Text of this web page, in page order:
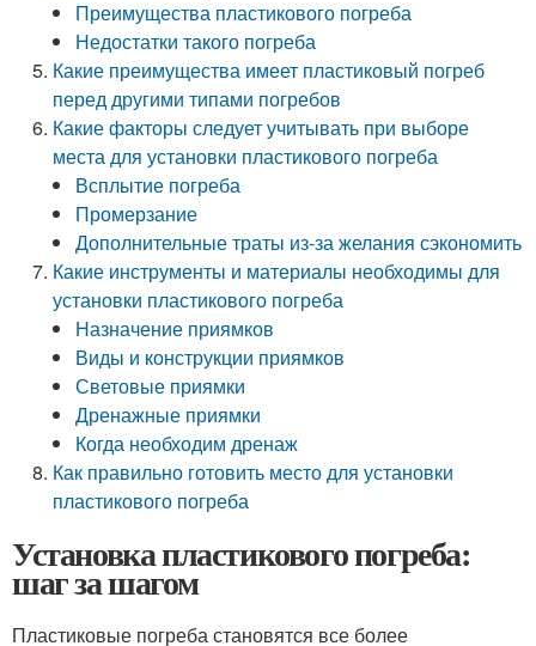
Преимущества пластикового погреба
Недостатки такого погреба
Какие преимущества имеет пластиковый погреб
перед другими типами погребов
Какие факторы следует учитывать при выборе
места для установки пластикового погреба
Всплытие погреба
Промерзание
Дополнительные траты из-за желания сэкономить
Какие инструменты и материалы необходимы для
установки пластикового погреба
Назначение приямков
Виды и конструкции приямков
Световые приямки
Дренажные приямки
Когда необходим дренаж
Как правильно готовить место для установки
пластикового погреба
Установка пластикового погреба:
шаг за шагом
Пластиковые погреба становятся все более